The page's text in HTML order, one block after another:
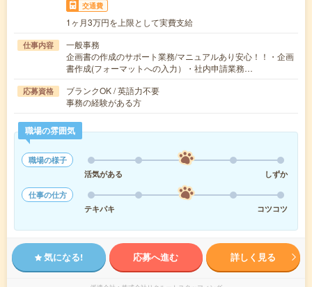
交通費
1ヶ月3万円を上限として実費支給
仕事内容
一般事務
企画書の作成のサポート業務/マニュアルあり安心！！・企画
書作成(フォーマットへの入力）・社内申請業務…
応募資格
ブランクOK / 英語力不要
事務の経験がある方
職場の雰囲気
職場の様子
活気がある
しずか
仕事の仕方
テキパキ
コツコツ
気になる! 応募へ進む 詳しく見る